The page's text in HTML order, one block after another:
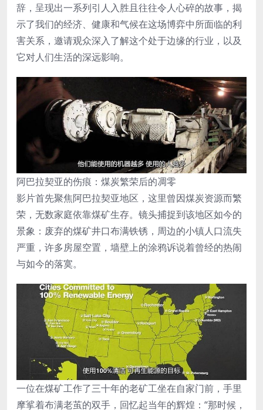
辞，呈现出一系列引人入胜且往往令人心碎的故事，揭
示了我们的经济、健康和气候在这场博弈中所面临的利
害关系，邀请观众深入了解这个处于边缘的行业，以及
它对人们生活的深远影响。
阿巴拉契亚的伤痕：煤炭繁荣后的凋零
影片首先聚焦阿巴拉契亚地区，这里曾因煤炭资源而繁
荣，无数家庭依靠煤矿生存。镜头捕捉到该地区如今的
景象：废弃的煤矿井口布满铁锈，周边的小镇人口流失
严重，许多房屋空置，墙壁上的涂鸦诉说着曾经的热闹
与如今的落寞。
一位在煤矿工作了三十年的老矿工坐在自家门前，手里
摩挲着布满老茧的双手，回忆起当年的辉煌：“那时候，